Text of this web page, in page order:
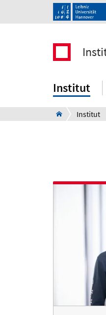
Institut
Institut